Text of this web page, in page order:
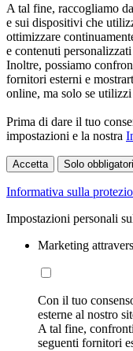
A tal fine, raccogliamo
e sui dispositivi che
ottimizzare
e contenuti
Inoltre, possiamo
fornitori esterni e
online, ma solo se
Prima di dare il tuo
impostazioni e la nostra
Accetta Solo obbligatori
Informativa sulla
Impostazioni personali
Marketing
Con il tuo
esterne al nostro
A tal fine,
seguenti fornitori